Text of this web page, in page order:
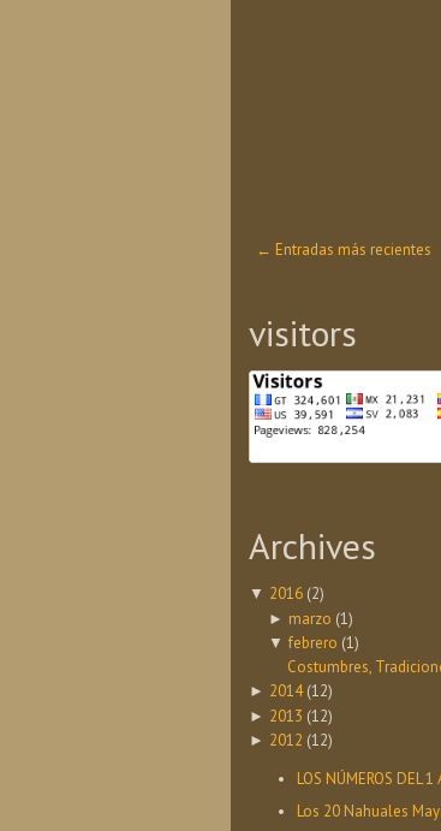
← Entradas más recientes
visitors
Archives
▼ 2016 (2)
► marzo (1)
▼ febrero (1)
Costumbres,
► 2014 (12)
► 2013 (12)
► 2012 (12)
LOS NÚMEROS DEL
Los 20 Nahuales